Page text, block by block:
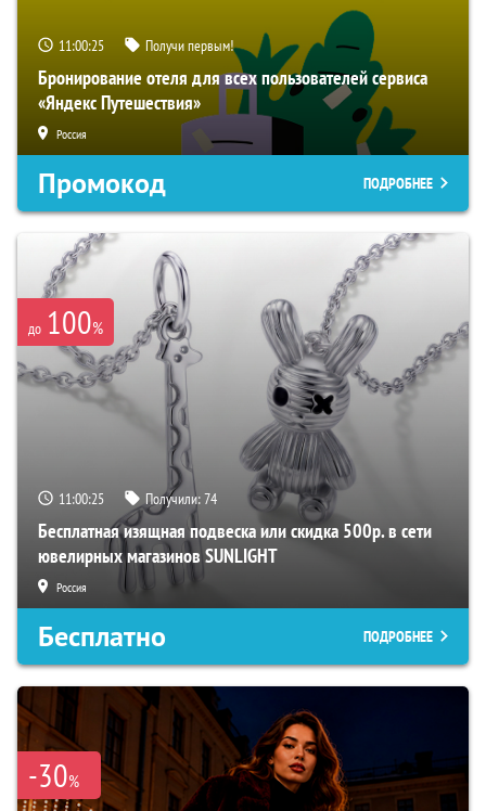
11:00:24 Получи первым!
Бронирование отеля для всех пользователей сервиса
«Яндекс Путешествия»
Россия
Промокод ПОДРОБНЕЕ
до 100%
11:00:24 Получили:74
Бесплатная изящная подвеска или скидка 500р. в сети
ювелирных магазинов SUNLIGHT
Россия
Бесплатно ПОДРОБНЕЕ
-30%